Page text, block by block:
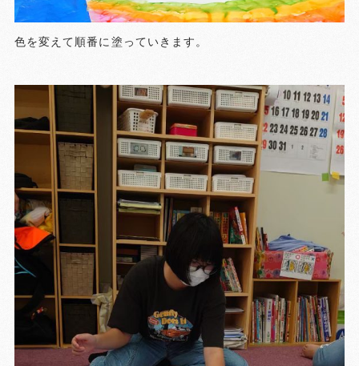
色を変えて順番に塗っていきます。